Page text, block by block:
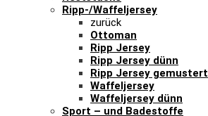
Ripp-/Waffeljersey
zurück
Ottoman
Ripp Jersey
Ripp Jersey dünn
Ripp Jersey gemustert
Waffeljersey
Waffeljersey dünn
Sport – und Badestoffe